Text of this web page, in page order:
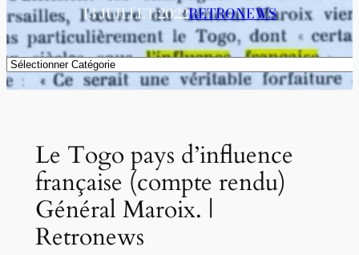
13 JUILLET 2022RETRONEWS
Catégories
Le Togo pays d’influence
française (compte rendu)
Général Maroix. |
Retronews